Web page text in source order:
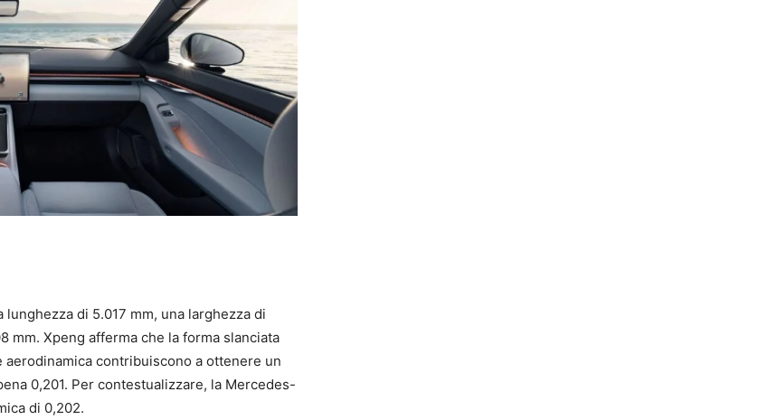
lunghezza di 5.017 mm, una larghezza di
mm. Xpeng afferma che la forma slanciata
contribuiscono a ottenere un
0,201. Per contestualizzare, la Mercedes-
di 0,202.